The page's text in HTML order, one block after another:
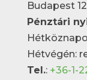
Budapest
Pénztári
Hétvégén:
Tel.: +36-1-